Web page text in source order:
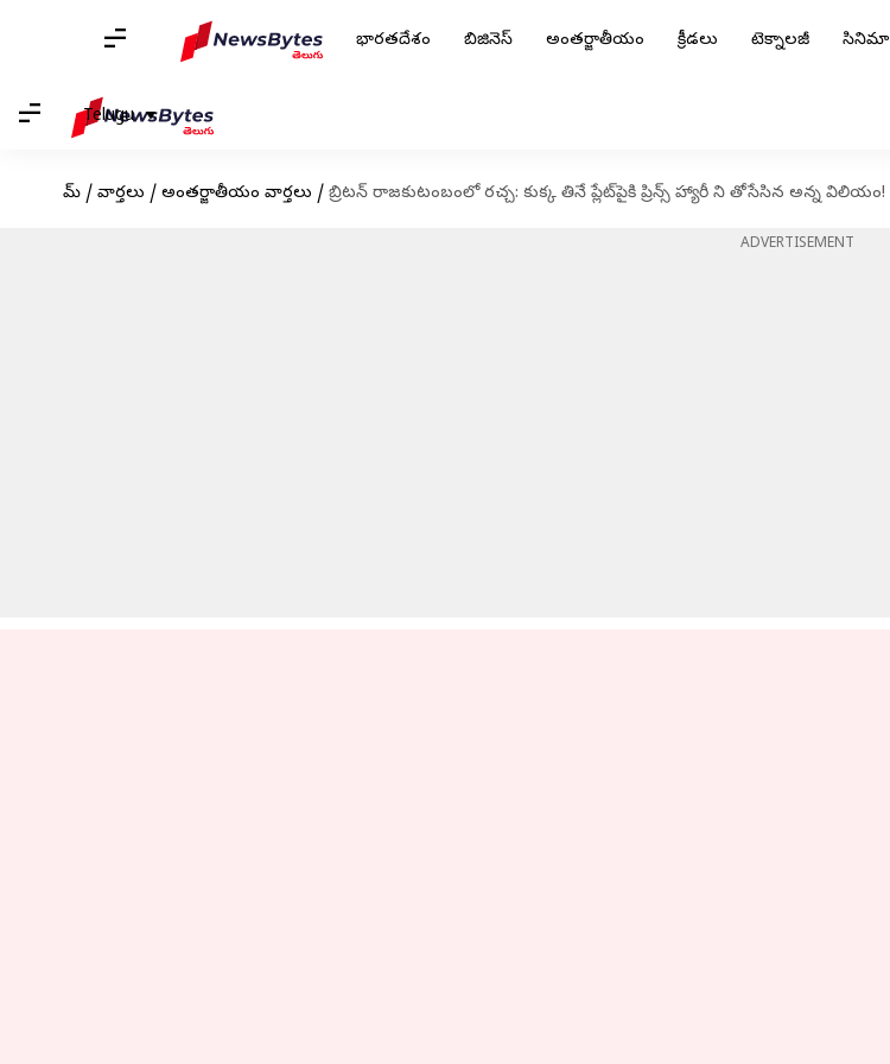
భారతదేశం బిజినెస్ అంతర్జాతీయం క్రీడలు టెక్నాలజీ సినిమా
Telugu
హోమ్ / వార్తలు / అంతర్జాతీయం వార్తలు / బ్రిటన్ రాజకుటంబంలో రచ్చ: కుక్క తినే ప్లేట్‌పైకి ప్రిన్స్ హ్యారీ ని తోసేసిన అన్న విలియం!
ADVERTISEMENT